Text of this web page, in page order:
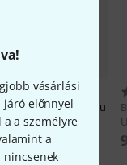
vásárlási
előnnyel
a személyre
a
nincsenek
2
Git/Uku